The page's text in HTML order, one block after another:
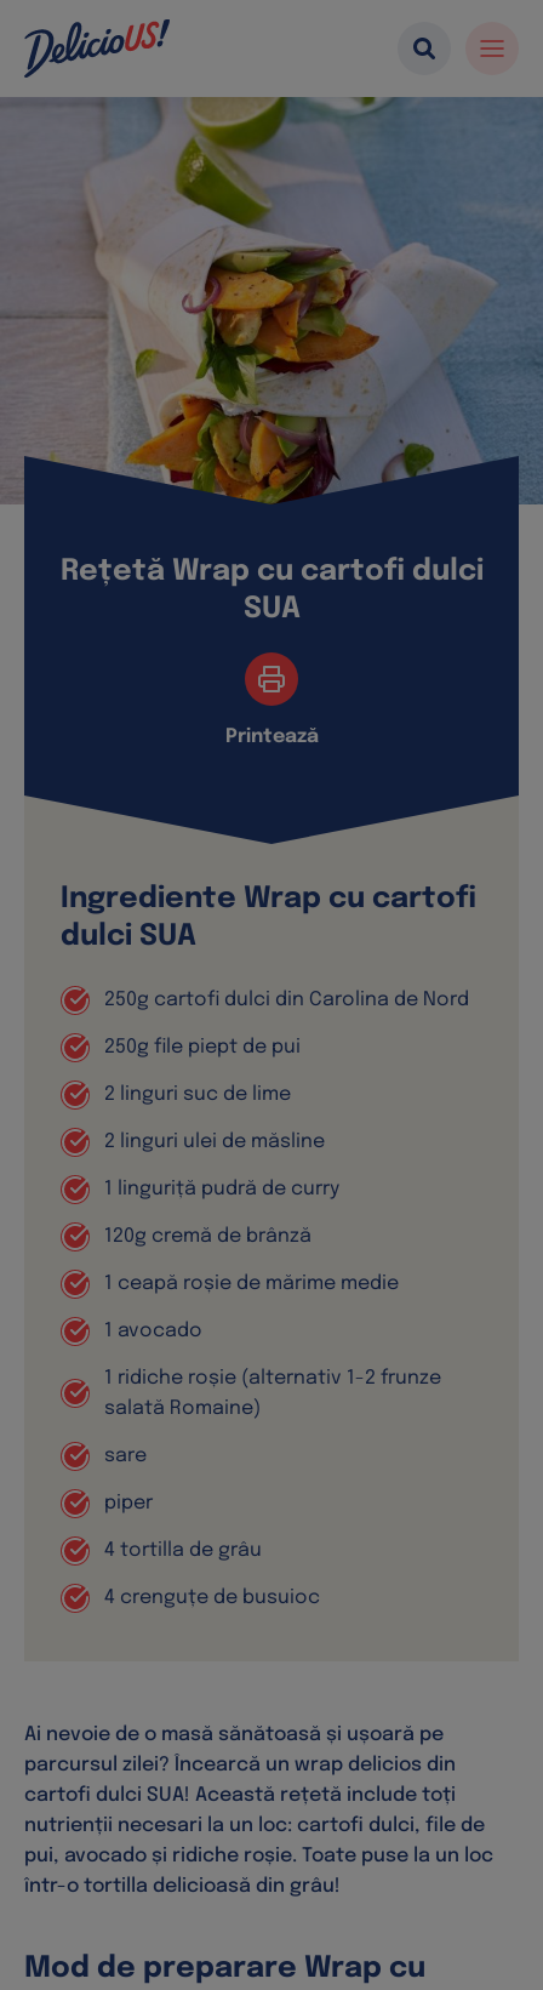
Rețetă Wrap cu cartofi dulci
SUA
Printează
Ai nevoie de o masă sănătoasă și ușoară pe
parcursul zilei? Încearcă un wrap delicios din
cartofi dulci SUA! Această rețetă include toți
nutrienții necesari la un loc: cartofi dulci, file de
pui, avocado și ridiche roșie. Toate puse la un loc
într-o tortilla delicioasă din grâu!
Mod de preparare Wrap cu